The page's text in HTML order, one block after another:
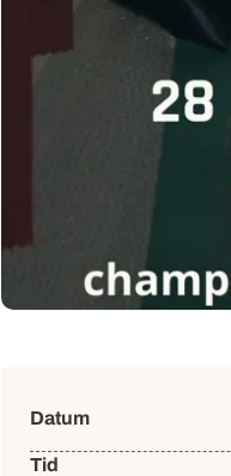
Datum
Tid